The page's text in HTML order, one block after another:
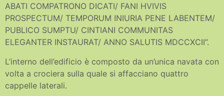
ABATI COMPATRONO DICATI/ FANI HVIVIS
PROSPECTUM/ TEMPORUM INIURIA PENE LABENTEM/
PUBLICO SUMPTU/ CINTIANI COMMUNITAS
ELEGANTER INSTAURAT/ ANNO SALUTIS MDCCXCII”.
L’interno dell’edificio è composto da un’unica navata con
volta a crociera sulla quale si affacciano quattro
cappelle laterali.